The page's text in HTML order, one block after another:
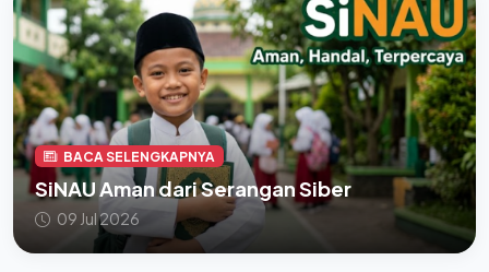
BACA SELENGKAPNYA
SiNAU Aman dari Serangan Siber
09 Jul 2026